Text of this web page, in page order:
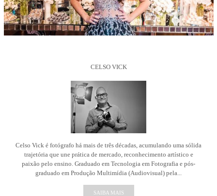
CELSO VICK
Celso Vick é fotógrafo há mais de três décadas, acumulando uma sólida
trajetória que une prática de mercado, reconhecimento artístico e
paixão pelo ensino. Graduado em Tecnologia em Fotografia e pós-
graduado em Produção Multimídia (Audiovisual) pela...
SAIBA MAIS